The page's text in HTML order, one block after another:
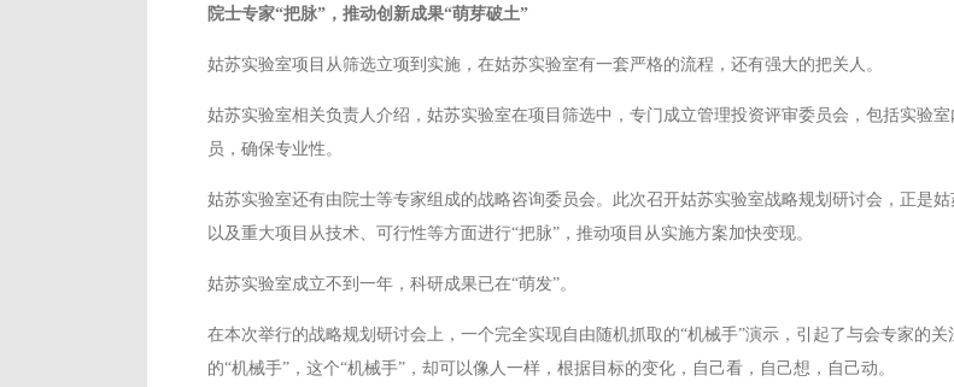
院士专家“把脉”，推动创新成果“萌芽破土”
姑苏实验室项目从筛选立项到实施，在姑苏实验室有一套严格的流程，还有强大的把关人。
姑苏实验室相关负责人介绍，姑苏实验室在项目筛选中，专门成立管理投资评审委员会，包括实验
员，确保专业性。
姑苏实验室还有由院士等专家组成的战略咨询委员会。此次召开姑苏实验室战略规划研讨会，正是
以及重大项目从技术、可行性等方面进行“把脉”，推动项目从实施方案加快变现。
姑苏实验室成立不到一年，科研成果已在“萌发”。
在本次举行的战略规划研讨会上，一个完全实现自由随机抓取的“机械手”演示，引起了与会专家的
的“机械手”，这个“机械手”，却可以像人一样，根据目标的变化，自己看，自己想，自己动。